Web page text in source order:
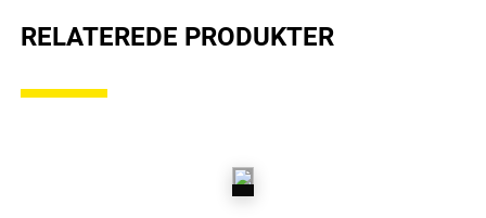
RELATEREDE PRODUKTER